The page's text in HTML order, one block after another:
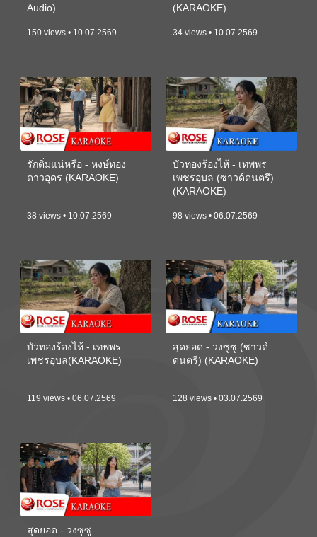
Audio)
150 views • 10.07.2569
(KARAOKE)
34 views • 10.07.2569
รักติ๋มแน่หรือ - หงษ์ทอง
ดาวอุดร (KARAOKE)
38 views • 10.07.2569
บัวทองร้องไห้ - เทพพร
เพชรอุบล (ซาวด์ดนตรี)
(KARAOKE)
98 views • 06.07.2569
บัวทองร้องไห้ - เทพพร
เพชรอุบล(KARAOKE)
119 views • 06.07.2569
สุดยอด - วงซูซู (ซาวด์
ดนตรี) (KARAOKE)
128 views • 03.07.2569
สุดยอด - วงซูซู